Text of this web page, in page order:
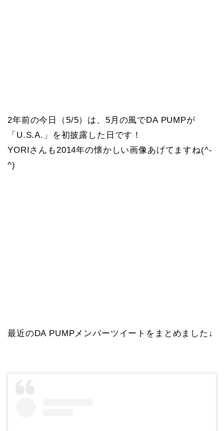
2年前の今日（5/5）は、5月の風でDA PUMPが
「U.S.A.」を初披露した日です！
YORIさんも2014年の懐かしい画像あげてますね(^-
^)
最近のDA PUMPメンバーツイートをまとめました↓